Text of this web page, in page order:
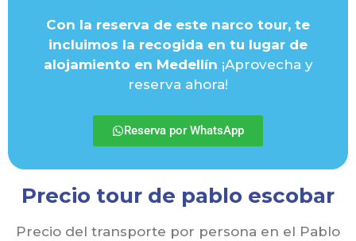
Con la reserva de este narco tour, te
incluimos la recogida en tu lugar de
alojamiento en Medellín ¡Aprovecha y
reserva ahora!
Reserva por WhatsApp
Precio tour de pablo escobar
Precio del transporte por persona en el Pablo